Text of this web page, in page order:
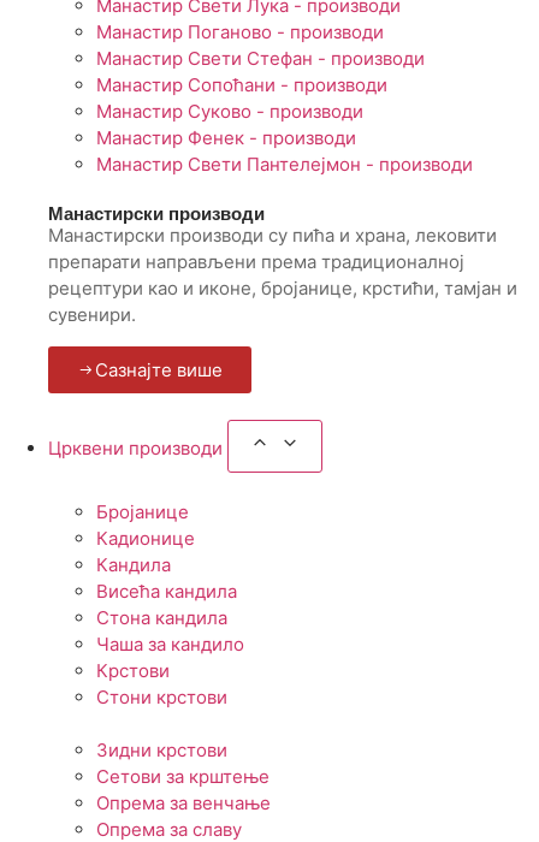
Манастир Свети Лука - производи
Манастир Поганово - производи
Манастир Свети Стефан - производи
Манастир Сопоћани - производи
Манастир Суково - производи
Манастир Фенек - производи
Манастир Свети Пантелејмон - производи
Манастирски производи
Манастирски производи су пића и храна, лековити
препарати направљени према традиционалној
рецептури као и иконе, бројанице, крстићи, тамјан и
сувенири.
Сазнајте више
Црквени производи
Бројанице
Кадионице
Кандила
Висећа кандила
Стона кандила
Чаша за кандило
Крстови
Стони крстови
Зидни крстови
Сетови за крштење
Опрема за венчање
Опрема за славу